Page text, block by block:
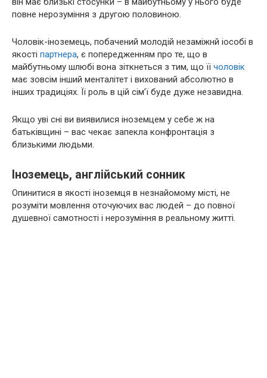
повне нерозуміння з другою половиною.
Чоловік-іноземець, побачений молодій незаміжнй іособі в
якості партнера, є попередженням про те, що в
майбутньому шлюбі вона зіткнеться з тим, що її чоловік
має зовсім інший менталітет і вихований абсолютно в
інших традиціях. Її роль в цій сім’ї буде дуже незавидна.
Якщо уві сні ви виявилися іноземцем у себе ж на
батьківщині – вас чекає запекла конфронтація з
близькими людьми.
Іноземець, англійський сонник
Опинитися в якості іноземця в незнайомому місті, не
розуміти мовлення оточуючих вас людей – до повної
душевної самотності і нерозуміння в реальному житті.